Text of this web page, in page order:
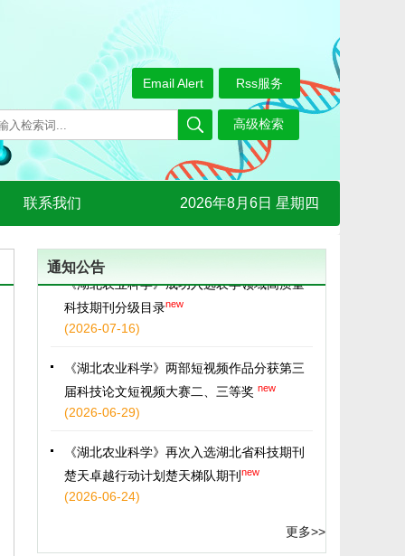
Rss服务
Email Alert
联系我们 2026年8月6日 星期四
通知公告
载誉而归！湖北省农科院科技期刊在2026年
中国农业期刊学术年会斩获多项荣誉new
(2026-07-29)
《湖北农业科学》成功入选农学领域高质量
科技期刊分级目录new
(2026-07-16)
届科技论文短视频大赛二、三等奖new
(2026-06-29)
楚天卓越行动计划楚天梯队期刊new
(2026-06-24)
更多>>